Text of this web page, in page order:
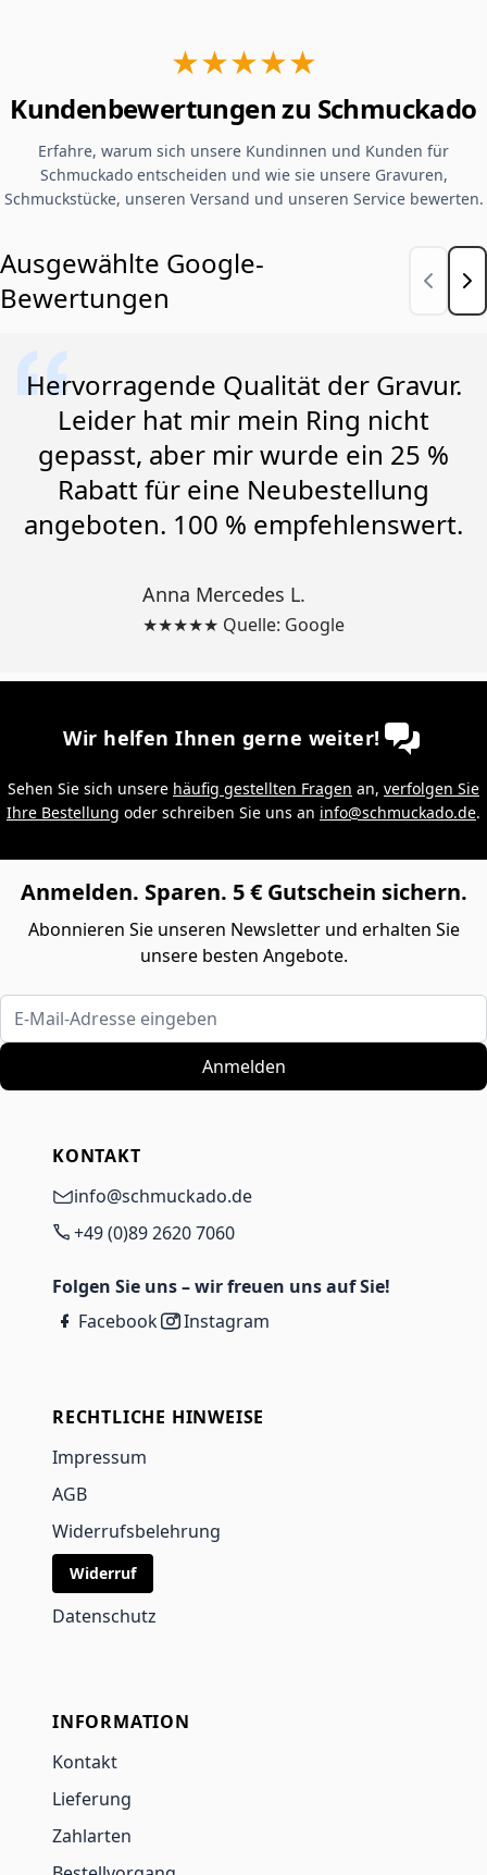
★★★★★
Kundenbewertungen zu Schmuckado
Erfahre, warum sich unsere Kundinnen und Kunden für
Schmuckado entscheiden und wie sie unsere Gravuren,
Schmuckstücke, unseren Versand und unseren Service bewerten.
Ausgewählte Google-
Bewertungen
Hervorragende Qualität der Gravur.
Leider hat mir mein Ring nicht
gepasst, aber mir wurde ein 25 %
Rabatt für eine Neubestellung
angeboten. 100 % empfehlenswert.
Anna Mercedes L.
★★★★★ Quelle: Google
Wir helfen Ihnen gerne weiter!
Sehen Sie sich unsere häufig gestellten Fragen an, verfolgen Sie
Ihre Bestellung oder schreiben Sie uns an info@schmuckado.de.
Anmelden. Sparen. 5 € Gutschein sichern.
Abonnieren Sie unseren Newsletter und erhalten Sie
unsere besten Angebote.
E-Mail-Adresse eingeben
Anmelden
KONTAKT
info@schmuckado.de
+49 (0)89 2620 7060
Folgen Sie uns – wir freuen uns auf Sie!
Facebook
Instagram
RECHTLICHE HINWEISE
Impressum
AGB
Widerrufsbelehrung
Widerruf
Datenschutz
INFORMATION
Kontakt
Lieferung
Zahlarten